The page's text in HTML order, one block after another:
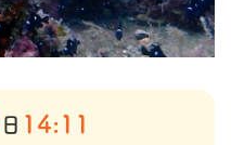
日 14:11